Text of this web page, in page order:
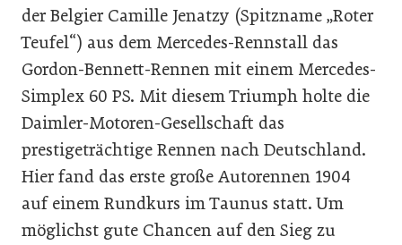
der Belgier Camille Jenatzy (Spitzname „Roter
Teufel“) aus dem Mercedes-Rennstall das
Gordon-Bennett-Rennen mit einem Mercedes-
Simplex 60 PS. Mit diesem Triumph holte die
Daimler-Motoren-Gesellschaft das
prestigeträchtige Rennen nach Deutschland.
Hier fand das erste große Autorennen 1904
auf einem Rundkurs im Taunus statt. Um
möglichst gute Chancen auf den Sieg zu